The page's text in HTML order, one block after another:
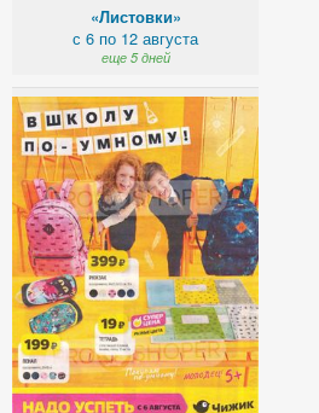
«Листовки»
с 6 по 12 августа
еще 5 дней